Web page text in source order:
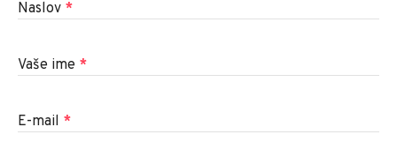
Naslov *
Vaše ime *
E-mail *